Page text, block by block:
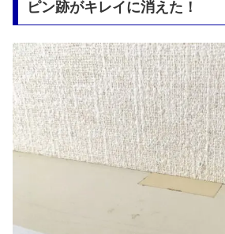
ピン跡がキレイに消えた！